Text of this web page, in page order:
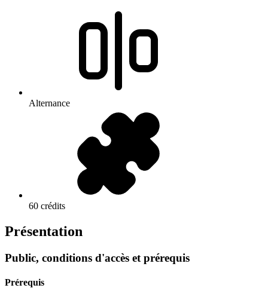
Alternance
60 crédits
Présentation
Public, conditions d'accès et prérequis
Prérequis